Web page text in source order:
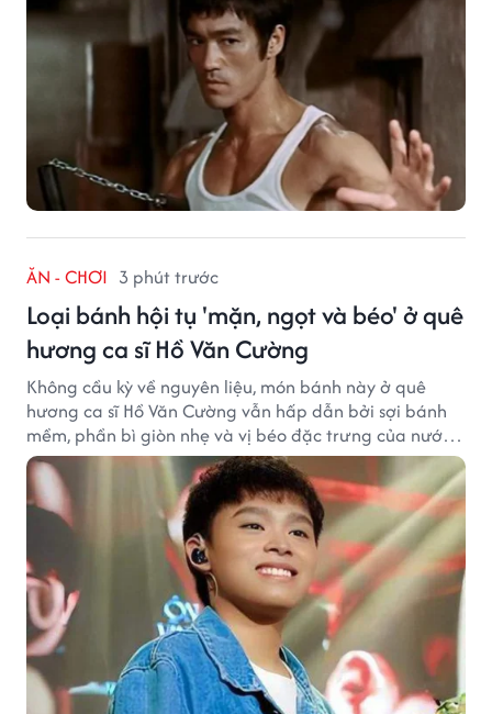
ĂN - CHƠI 3 phút trước
Loại bánh hội tụ 'mặn, ngọt và béo' ở quê
hương ca sĩ Hồ Văn Cường
Không cầu kỳ về nguyên liệu, món bánh này ở quê
hương ca sĩ Hồ Văn Cường vẫn hấp dẫn bởi sợi bánh
mềm, phần bì giòn nhẹ và vị béo đặc trưng của nước
cốt dừa.